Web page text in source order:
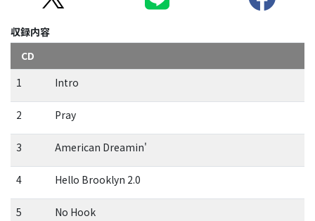
収録内容
CD
1
Intro
2 Pray
3 American Dreamin'
4 Hello Brooklyn 2.0
5 No Hook